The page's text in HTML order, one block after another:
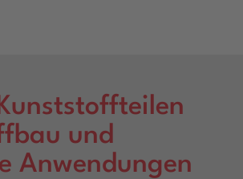
und
Anwendungen